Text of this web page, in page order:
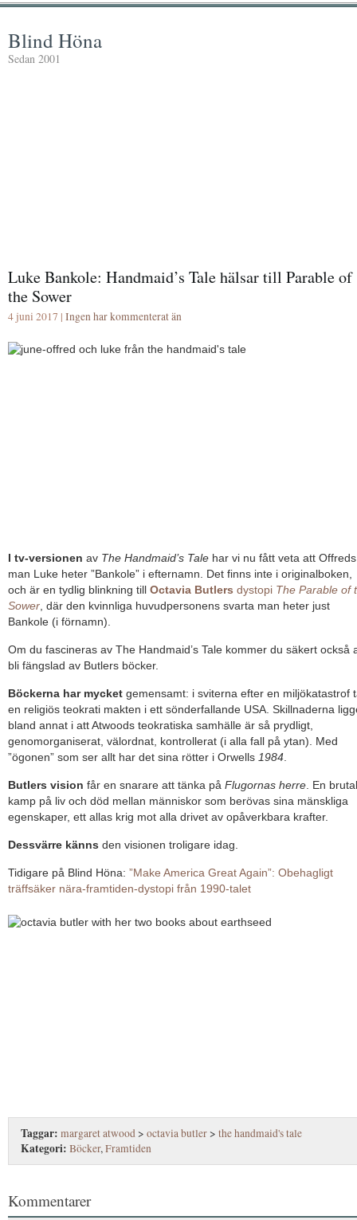
Blind Höna
Sedan 2001
Luke Bankole: Handmaid’s Tale hälsar till Parable of
the Sower
4 juni 2017 | Ingen har kommenterat än
I tv-versionen av The Handmaid’s Tale har vi nu fått veta att Offreds
man Luke heter ”Bankole” i efternamn. Det finns inte i originalboken,
och är en tydlig blinkning till Octavia Butlers dystopi The Parable of
Sower , där den kvinnliga huvudpersonens svarta man heter just
Bankole (i förnamn).
Om du fascineras av The Handmaid’s Tale kommer du säkert också
bli fängslad av Butlers böcker.
Böckerna har mycket gemensamt: i sviterna efter en miljökatastrof
en religiös teokrati makten i ett sönderfallande USA. Skillnaderna
bland annat i att Atwoods teokratiska samhälle är så prydligt,
genomorganiserat, välordnat, kontrollerat (i alla fall på ytan). Med
”ögonen” som ser allt har det sina rötter i Orwells 1984
Butlers vision får en snarare att tänka på Flugornas herre . En brutal
kamp på liv och död mellan människor som berövas sina mänskliga
egenskaper, ett allas krig mot alla drivet av opåverkbara krafter.
Dessvärre känns den visionen troligare idag.
Tidigare på Blind Höna: ”Make America Great Again”: Obehagligt
träffsäker nära-framtiden-dystopi från 1990-talet
Taggar: margaret atwood > octavia butler > the handmaid's tale
Kategori: Böcker, Framtiden
Kommentarer